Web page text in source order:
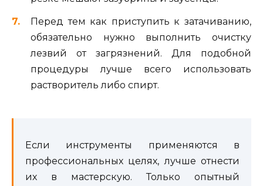
Перед тем как приступить к затачиванию,
обязательно нужно выполнить очистку
лезвий от загрязнений. Для подобной
процедуры лучше всего использовать
растворитель либо спирт.
Если инструменты применяются в
профессиональных целях, лучше отнести
их в мастерскую. Только опытный